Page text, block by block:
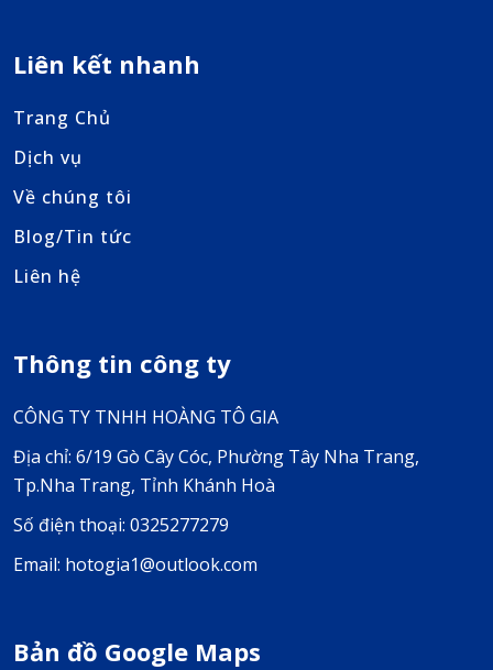
Liên kết nhanh
Trang Chủ
Dịch vụ
Về chúng tôi
Blog/Tin tức
Liên hệ
Thông tin công ty
CÔNG TY TNHH HOÀNG TÔ GIA
Địa chỉ: 6/19 Gò Cây Cóc, Phường Tây Nha Trang,
Tp.Nha Trang, Tỉnh Khánh Hoà
Số điện thoại: 0325277279
Email: hotogia1@outlook.com
Bản đồ Google Maps